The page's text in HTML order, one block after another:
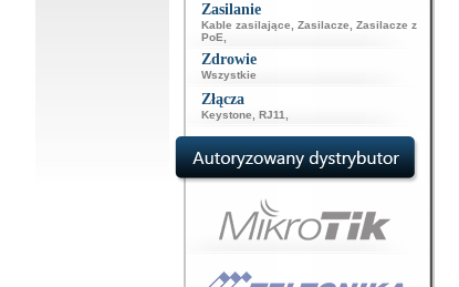
Zasilanie
Kable zasilające Zasilacze
Zasilacze z
PoE
Zdrowie
Wszystkie
Złącza
Keystone RJ11